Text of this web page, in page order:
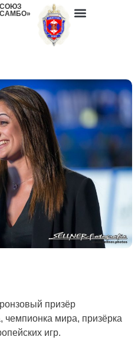
призёр
чемпионка мира, призёрка
игр.